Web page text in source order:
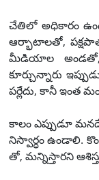
చేతిలో అధికారం
ఆర్భాటాలతో,
మీడియాల అండతో,
కూర్చున్నారు
పర్లేదు, కానీ ఇంత
కాలం ఎప్పుడూ
నిస్వార్ధం ఉండాలి.
తో, మన్నిస్తారని